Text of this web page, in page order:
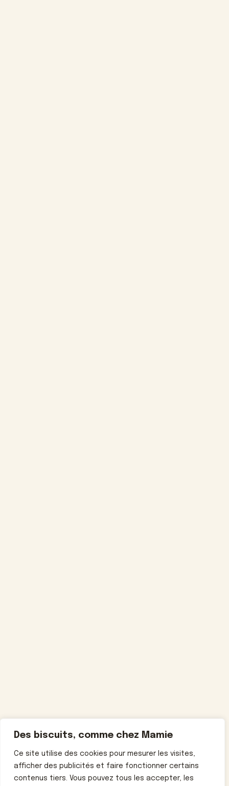
Des biscuits, comme chez Mamie
Ce site utilise des cookies pour mesurer les visites,
afficher des publicités et faire fonctionner certains
contenus tiers. Vous pouvez tous les accepter, les